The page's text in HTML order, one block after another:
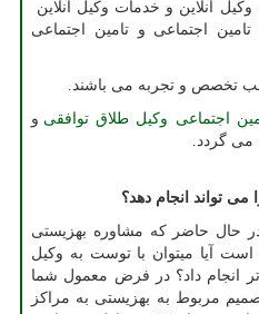
آنلاین و خدمات وکیل آنلاین
اجتماعی و تامین اجتماعی
تخصص و تجربه می باشند.
اجتماعی وکیل طلاق توافقی و
می گردد.
تواند انجام دهد؟
حال حاضر که مشاوره بهزیستی
آیا میتوان با توست به وکیل
انجام داد؟ در فرض معمول شما
مربوط به بهزیستی به مراکز